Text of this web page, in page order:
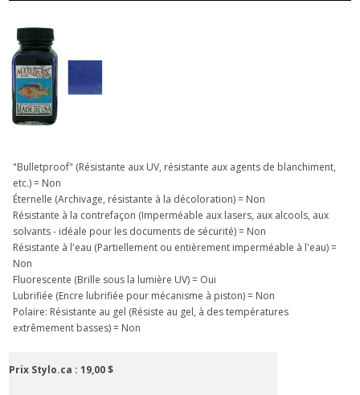
"Bulletproof" (Résistante aux UV, résistante aux agents de blanchiment,
etc.) = Non
Éternelle (Archivage, résistante à la décoloration) = Non
Résistante à la contrefaçon (Imperméable aux lasers, aux alcools, aux
solvants - idéale pour les documents de sécurité) = Non
Résistante à l'eau (Partiellement ou entièrement imperméable à l'eau) =
Non
Fluorescente (Brille sous la lumière UV) = Oui
Lubrifiée (Encre lubrifiée pour mécanisme à piston) = Non
Polaire: Résistante au gel (Résiste au gel, à des températures
extrêmement basses) = Non
Prix Stylo.ca :19,00 $